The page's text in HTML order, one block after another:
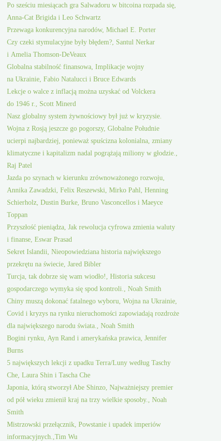
Po sześciu miesiącach gra Salwadoru w bitcoina rozpada się,
Anna-Cat Brigida i Leo Schwartz
Przewaga konkurencyjna narodów, Michael E. Porter
Czy czeki stymulacyjne były błędem?, Santul Nerkar
i Amelia Thomson-DeVeaux
Globalna stabilność finansowa, Implikacje wojny
na Ukrainie, Fabio Natalucci i Bruce Edwards
Lekcje o walce z inflacją można uzyskać od Volckera
do 1946 r., Scott Minerd
Nasz globalny system żywnościowy był już w kryzysie.
Wojna z Rosją jeszcze go pogorszy, Globalne Południe
ucierpi najbardziej, ponieważ spuścizna kolonialna, zmiany
klimatyczne i kapitalizm nadal pogrążają miliony w głodzie.,
Raj Patel
Jazda po szynach w kierunku zrównoważonego rozwoju,
Annika Zawadzki, Felix Reszewski, Mirko Pahl, Henning
Schierholz, Dustin Burke, Bruno Vasconcellos i Maeyce
Toppan
Przyszłość pieniądza, Jak rewolucja cyfrowa zmienia waluty
i finanse, Eswar Prasad
Sekret Islandii, Nieopowiedziana historia największego
przekrętu na świecie, Jared Bibler
Turcja, tak dobrze się wam wiodło!, Historia sukcesu
gospodarczego wymyka się spod kontroli., Noah Smith
Chiny muszą dokonać fatalnego wyboru, Wojna na Ukrainie,
Covid i kryzys na rynku nieruchomości zapowiadają rozdroże
dla największego narodu świata., Noah Smith
Bogini rynku, Ayn Rand i amerykańska prawica, Jennifer
Burns
5 największych lekcji z upadku Terra/Luny według Taschy
Che, Laura Shin i Tascha Che
Japonia, którą stworzył Abe Shinzo, Najważniejszy premier
od pół wieku zmienił kraj na trzy wielkie sposoby., Noah
Smith
Mistrzowski przełącznik, Powstanie i upadek imperiów
informacyjnych.,Tim Wu